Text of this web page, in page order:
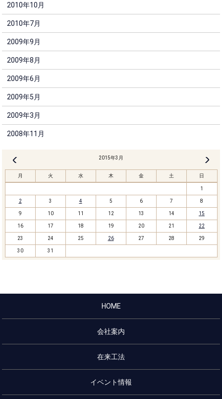
2010年10月
2010年7月
2009年9月
2009年8月
2009年6月
2009年5月
2009年3月
2008年11月
2015年3月
月 火 水 木 金 土 日
1
2 3 4 5 6 7 8
9 10 11 12 13 14 15
16 17 18 19 20 21 22
23 24 25 26 27 28 29
30 31
HOME
会社案内
在来工法
イベント情報